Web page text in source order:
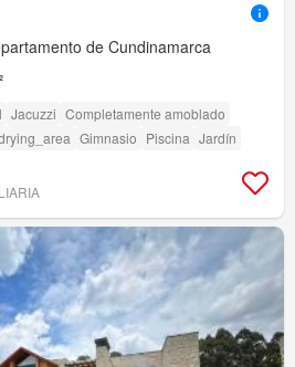
de Cundinamarca
Jacuzzi Completamente amoblado
Gimnasio Piscina Jardín